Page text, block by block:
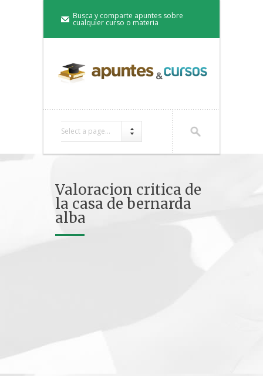
Busca y comparte apuntes sobre
cualquier curso o materia
Select a page...
Valoracion critica de
la casa de bernarda
alba